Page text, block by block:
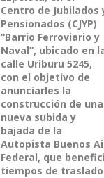
Centro de Jubilados
Pensionados (CJYP)
“Barrio Ferroviario y
Naval”, ubicado en
calle Uriburu 5245,
con el objetivo de
anunciarles la
construcción de una
nueva subida y
bajada de la
Autopista Buenos
Federal, que
tiempos de